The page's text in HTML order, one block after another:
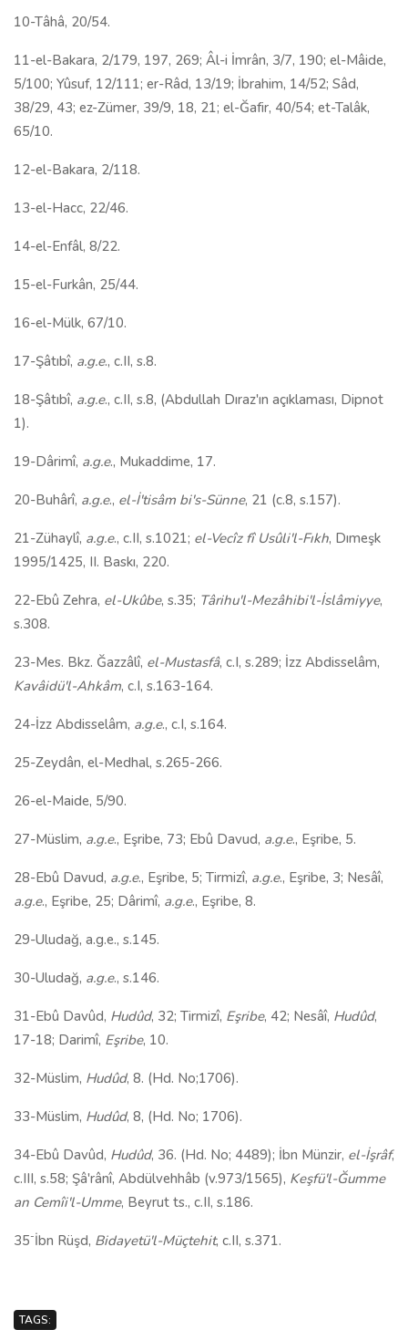
10-Tâhâ, 20/54.
11-el-Bakara, 2/179, 197, 269; Âl-i İmrân, 3/7, 190; el-Mâide,
5/100; Yûsuf, 12/111; er-Râd, 13/19; İbrahim, 14/52; Sâd,
38/29, 43; ez-Zümer, 39/9, 18, 21; el-Ğafir, 40/54; et-Talâk,
65/10.
12-el-Bakara, 2/118.
13-el-Hacc, 22/46.
14-el-Enfâl, 8/22.
15-el-Furkân, 25/44.
16-el-Mülk, 67/10.
17-Şâtıbî, a.g.e., c.II, s.8.
18-Şâtıbî, a.g.e., c.II, s.8, (Abdullah Dıraz'ın açıklaması, Dipnot
1).
19-Dârimî, a.g.e., Mukaddime, 17.
20-Buhârî, a.g.e., el-İ'tisâm bi's-Sünne, 21 (c.8, s.157).
21-Zühaylî, a.g.e., c.II, s.1021; el-Vecîz fî Usûli'l-Fıkh, Dımeşk
1995/1425, II. Baskı, 220.
22-Ebû Zehra, el-Ukûbe, s.35; Târihu'l-Mezâhibi'l-İslâmiyye,
s.308.
23-Mes. Bkz. Ğazzâlî, el-Mustasfâ, c.I, s.289; İzz Abdisselâm,
Kavâidü'l-Ahkâm, c.I, s.163-164.
24-İzz Abdisselâm, a.g.e., c.I, s.164.
25-Zeydân, el-Medhal, s.265-266.
26-el-Maide, 5/90.
27-Müslim, a.g.e., Eşribe, 73; Ebû Davud, a.g.e., Eşribe, 5.
28-Ebû Davud, a.g.e., Eşribe, 5; Tirmizî, a.g.e., Eşribe, 3; Nesâî,
a.g.e., Eşribe, 25; Dârimî, a.g.e., Eşribe, 8.
29-Uludağ, a.g.e., s.145.
30-Uludağ, a.g.e., s.146.
31-Ebû Davûd, Hudûd, 32; Tirmizî, Eşribe, 42; Nesâî, Hudûd,
17-18; Darimî, Eşribe, 10.
32-Müslim, Hudûd, 8. (Hd. No;1706).
33-Müslim, Hudûd, 8, (Hd. No; 1706).
34-Ebû Davûd, Hudûd, 36. (Hd. No; 4489); İbn Münzir, el-İşrâf,
c.III, s.58; Şâ'rânî, Abdülvehhâb (v.973/1565), Keşfü'l-Ğumme
an Cemîi'l-Umme, Beyrut ts., c.II, s.186.
35-İbn Rüşd, Bidayetü'l-Müçtehit, c.II, s.371.
TAGS: